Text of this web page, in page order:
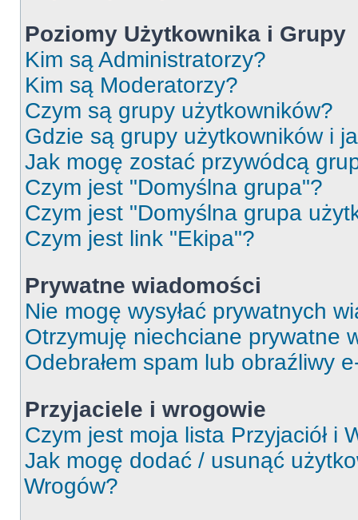
Poziomy Użytkownika i Grupy
Kim są Administratorzy?
Kim są Moderatorzy?
Czym są grupy użytkowników?
Gdzie są grupy użytkowników i
Jak mogę zostać przywódcą
Czym jest "Domyślna grupa"?
Czym jest "Domyślna grupa
Czym jest link "Ekipa"?
Prywatne wiadomości
Nie mogę wysyłać prywatnych
Otrzymuję niechciane prywatne
Odebrałem spam lub obraźliwy
Przyjaciele i wrogowie
Czym jest moja lista Przyjaciół i
Jak mogę dodać / usunąć
Wrogów?